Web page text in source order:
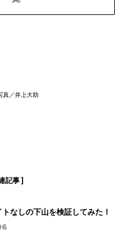
／井上大助
記事 ]
なしの下山を検証してみた！